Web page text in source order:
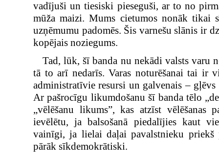
vadījuši un tiesiski pieseguši, ar to no
mūža maizi. Mums cietumos nonāk
uzņēmumu padomēs. Šis varnešu slānis ir
kopējais noziegums.
Tad, lūk, šī banda nu nekādi valsts varu
tā to arī nedarīs. Varas noturēšanai tai ir
administratīvie resursi un galvenais –
Ar pašrocīgu likumdošanu šī banda tēlo
„vēlēšanu likums”, kas atzīst vēlēšanas
ievēlētu, ja balsošanā piedalījies kaut
vainīgi, ja lielai daļai pavalstnieku
pārāk sīkdemokrātiski.